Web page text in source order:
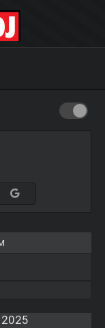
2025